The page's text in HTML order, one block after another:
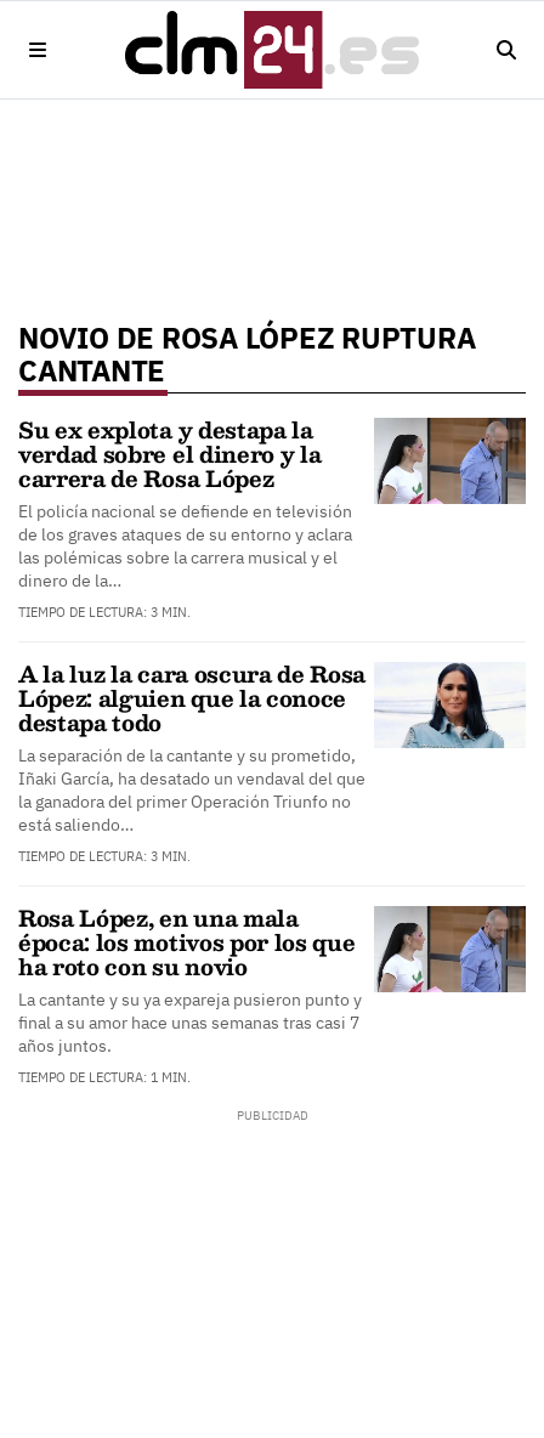
NOVIO DE ROSA LÓPEZ RUPTURA
CANTANTE
Su ex explota y destapa la
verdad sobre el dinero y la
carrera de Rosa López
El policía nacional se defiende en televisión
de los graves ataques de su entorno y aclara
las polémicas sobre la carrera musical y el
dinero de la…
TIEMPO DE LECTURA: 3 MIN.
A la luz la cara oscura de Rosa
López: alguien que la conoce
destapa todo
La separación de la cantante y su prometido,
Iñaki García, ha desatado un vendaval del que
la ganadora del primer Operación Triunfo no
está saliendo…
TIEMPO DE LECTURA: 3 MIN.
Rosa López, en una mala
época: los motivos por los que
ha roto con su novio
La cantante y su ya expareja pusieron punto y
final a su amor hace unas semanas tras casi 7
años juntos.
TIEMPO DE LECTURA: 1 MIN.